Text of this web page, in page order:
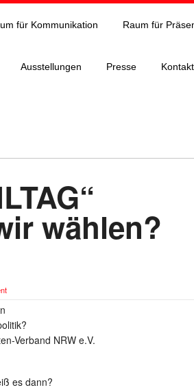
für Kommunikation Raum für
Ausstellungen Presse Kontakt
wählen?
Verband NRW e.V.
es dann?